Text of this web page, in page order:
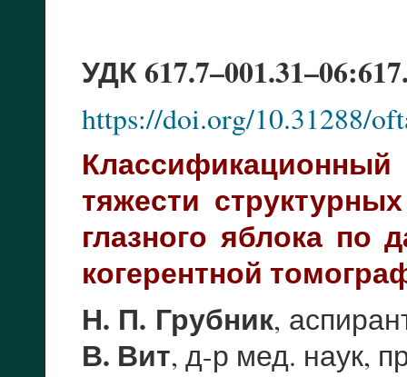
УДК
https://doi.org/10.31288/
тяжести
глазного яблока по
когерентной
Н. П. Грубник,
В. Вит, д-р мед. наук,